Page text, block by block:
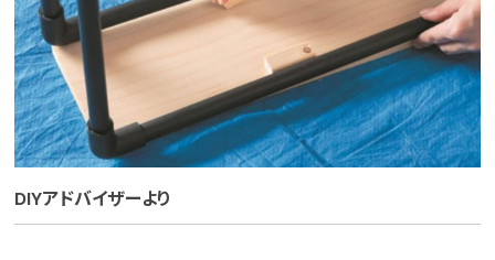
DIYアドバイザーより